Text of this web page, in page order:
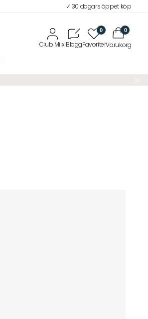
✓ 30 dagars öppet köp
0 0